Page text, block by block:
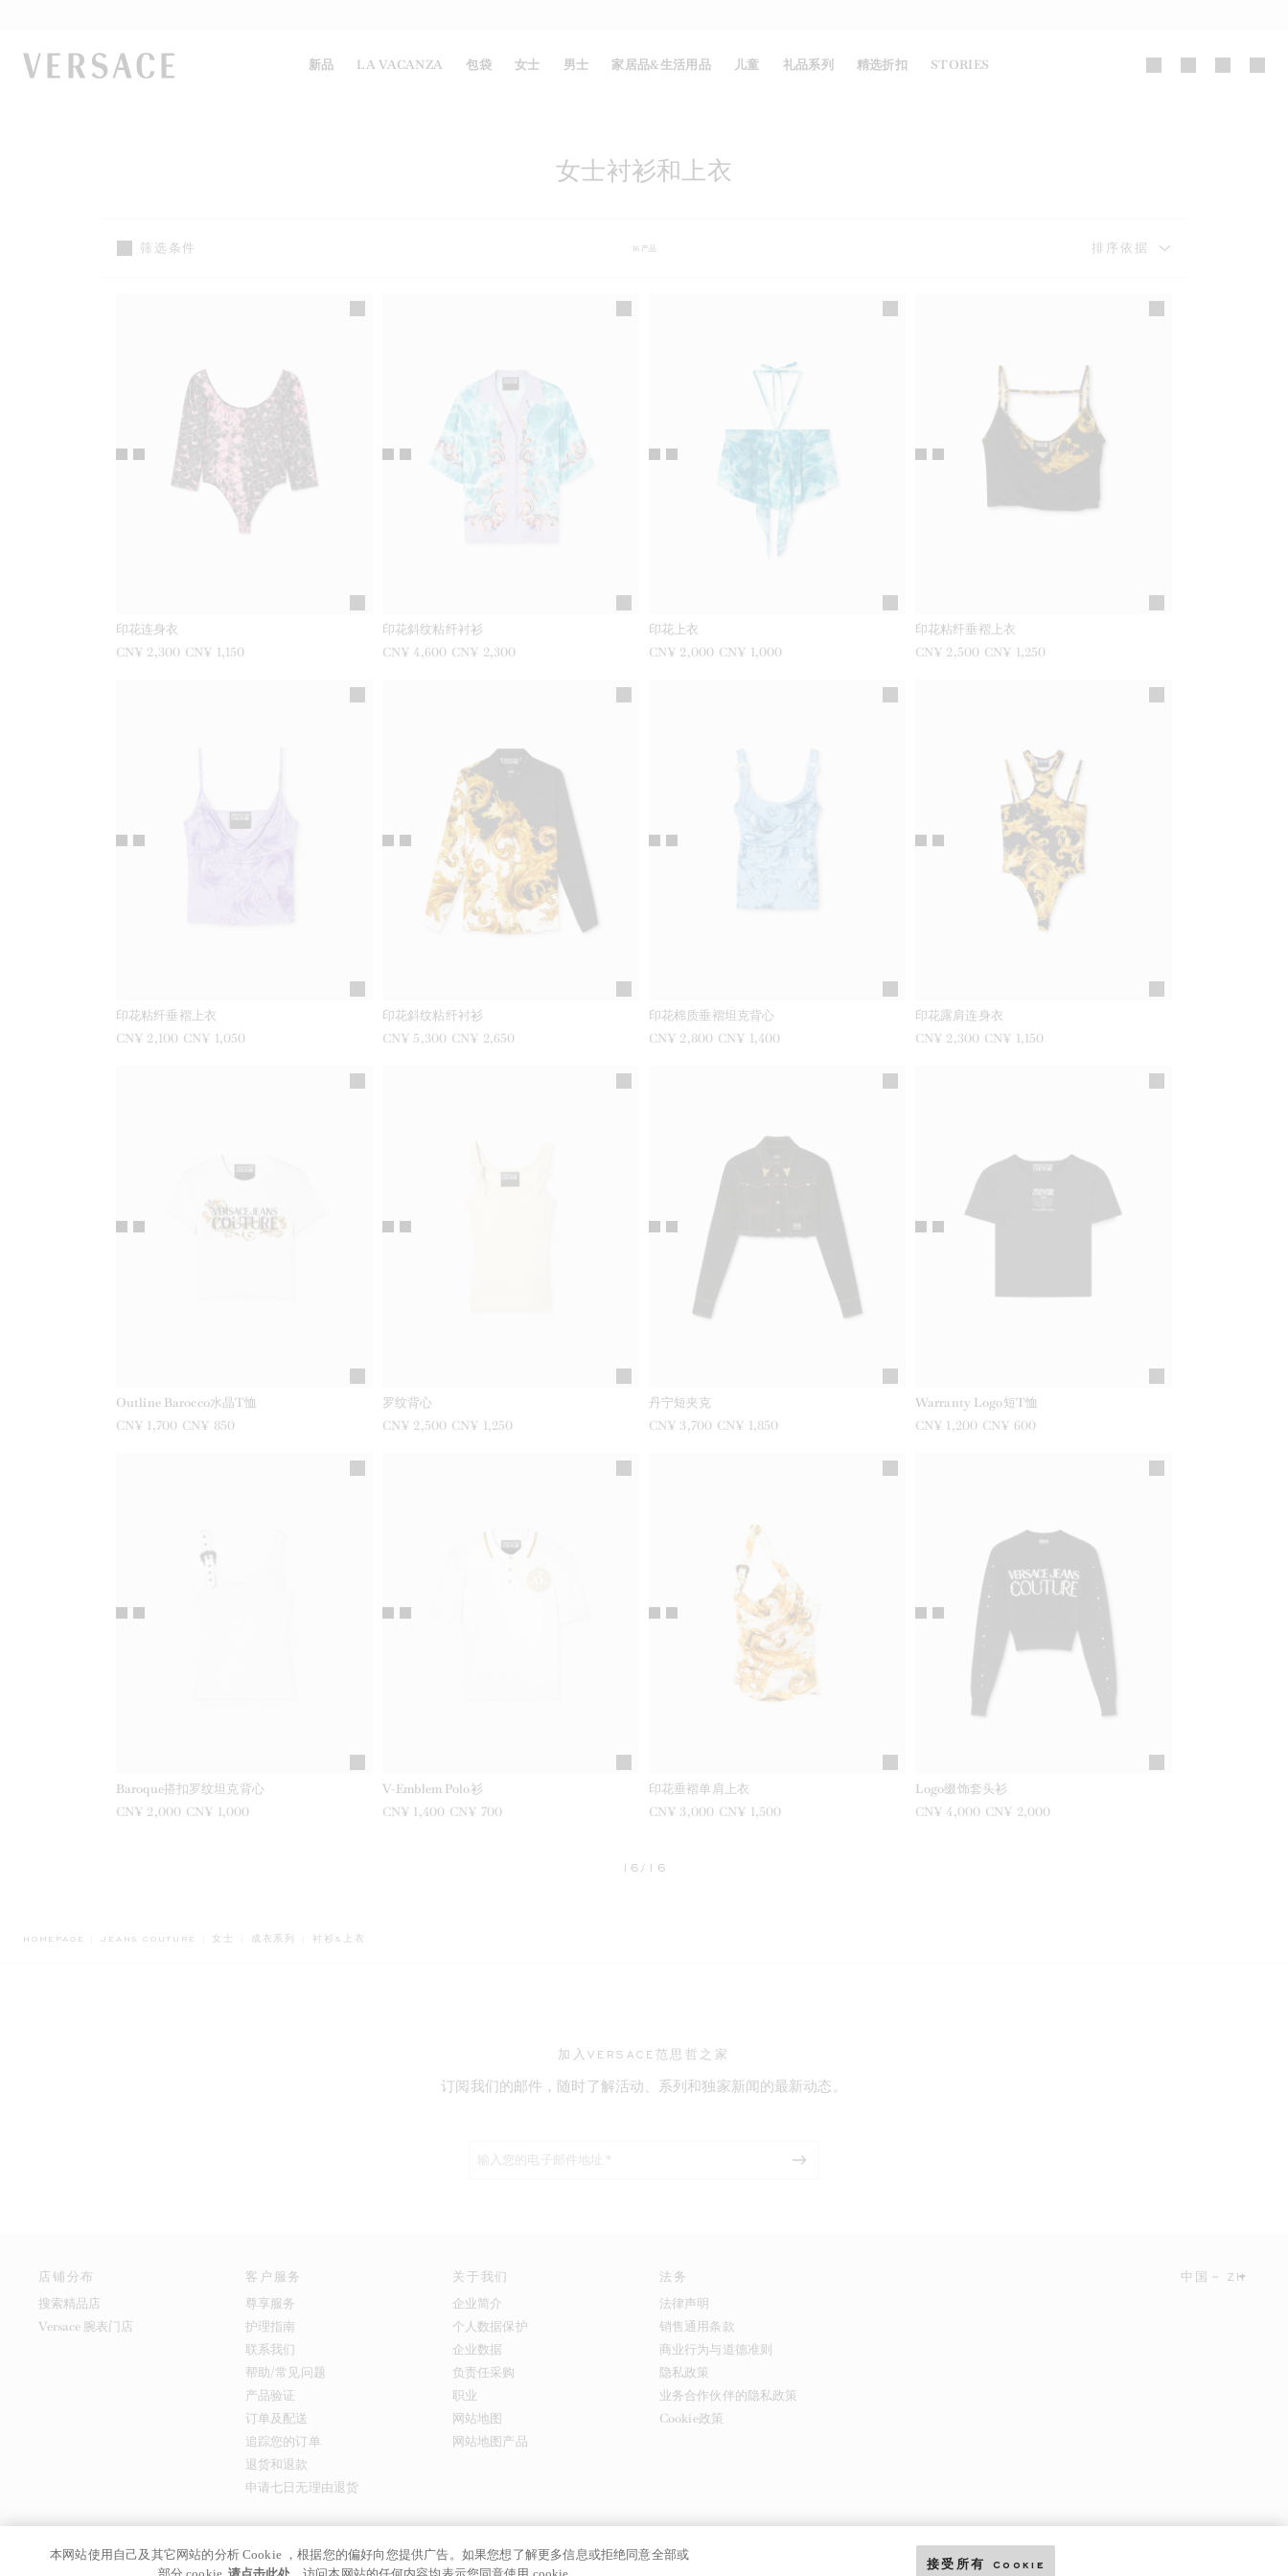
VERSACE | 主页 新品 LA VACANZA 包袋 女士 男士 家居品&生活用品 儿童 礼品系列 精选折扣 STORIES
女士衬衫和上衣
16 产品
筛选条件 排序依据
印花连身衣
之前是
CN¥ 2,300 现在是
CN¥ 1,150
印花斜纹粘纤衬衫
之前是
CN¥ 4,600 现在是
CN¥ 2,300
印花上衣
之前是
CN¥ 2,000 现在是
CN¥ 1,000
印花粘纤垂褶上衣
之前是
CN¥ 2,500 现在是
CN¥ 1,250
印花粘纤垂褶上衣
之前是
CN¥ 2,100 现在是
CN¥ 1,050
印花斜纹粘纤衬衫
之前是
CN¥ 5,300 现在是
CN¥ 2,650
印花棉质垂褶坦克背心
之前是
CN¥ 2,800 现在是
CN¥ 1,400
印花露肩连身衣
之前是
CN¥ 2,300 现在是
CN¥ 1,150
Outline Barocco水晶T恤
之前是
CN¥ 1,700 现在是
CN¥ 850
罗纹背心
之前是
CN¥ 2,500 现在是
CN¥ 1,250
丹宁短夹克
之前是
CN¥ 3,700 现在是
CN¥ 1,850
Warranty Logo短T恤
之前是
CN¥ 1,200 现在是
CN¥ 600
Baroque搭扣罗纹坦克背心
之前是
CN¥ 2,000 现在是
CN¥ 1,000
V-Emblem Polo衫
之前是
CN¥ 1,400 现在是
CN¥ 700
印花垂褶单肩上衣
之前是
CN¥ 3,000 现在是
CN¥ 1,500
Logo缀饰套头衫
之前是
CN¥ 4,000 现在是
CN¥ 2,000
16/16
HOMEPAGE JEANS COUTURE 女士 成衣系列 BREADCRUMB.ADA.LABEL.CURRENT
衬衫&上衣
加入VERSACE范思哲之家
订阅我们的邮件，随时了解活动、系列和独家新闻的最新动态。
店铺分布
搜索精品店
Versace 腕表门店
客户服务
尊享服务
护理指南
联系我们
帮助/常见问题
产品验证
订单及配送
追踪您的订单
退货和退款
申请七日无理由退货
关于我们
企业简介
个人数据保护
企业数据
负责任采购
职业
网站地图
网站地图产品
法务
法律声明
销售通用条款
商业行为与道德准则
隐私政策
业务合作伙伴的隐私政策
Cookie政策
中国 ZH
© GIANNI VERSACE S.R.L. P.IVA IT04636090963 京ICP备17024039号
本网站使用自己及其它网站的分析 Cookie ，根据您的偏好向您提供广告。如果您想了解更多信息或拒绝同意全部或
接受所有 Cookie